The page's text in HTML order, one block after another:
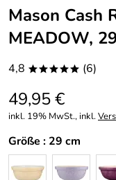
Mason Cash
MEADOW,
4,8 ***** (6)
49,95 €
inkl. 19% MwSt., inkl.
Größe : 29 cm